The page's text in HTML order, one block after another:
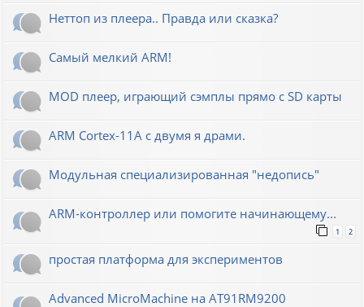
Неттоп из плеера.. Правда или сказка?
Самый мелкий ARM!
MOD плеер, играющий сэмплы прямо с SD карты
ARM Cortex-11A с двумя я драми.
Модульная специализированная "недопись"
ARM-контроллер или помогите начинающему...
1 2
простая платформа для экспериментов
Advanced MicroMachine на AT91RM9200